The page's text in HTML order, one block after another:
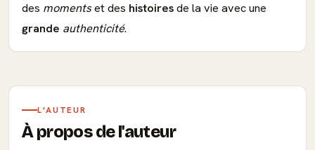
des momentset des histoiresde la vie avec une
grande authenticité.
L'AUTEUR
À propos de l'auteur